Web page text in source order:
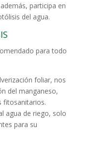
participa en
del agua.
para todo
foliar, nos
del manganeso,
fitosanitarios.
agua de riego, solo
para su